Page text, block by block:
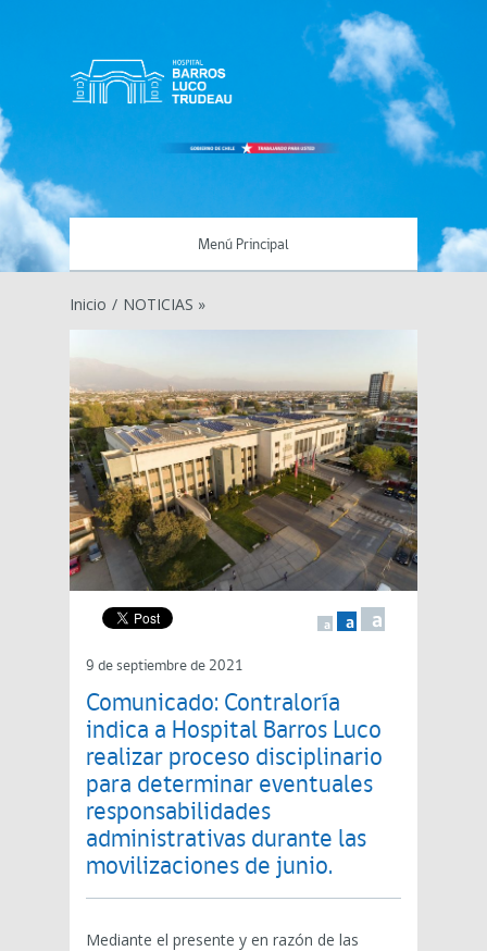
Menú Principal
Inicio / NOTICIAS »
a a a
9 de septiembre de 2021
Comunicado: Contraloría
indica a Hospital Barros Luco
realizar proceso disciplinario
para determinar eventuales
responsabilidades
administrativas durante las
movilizaciones de junio.
Mediante el presente y en razón de las